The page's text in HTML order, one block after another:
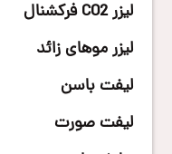
لیزر CO2 فرکشنال
لیزر موهای زائد
لیفت باسن
لیفت صورت